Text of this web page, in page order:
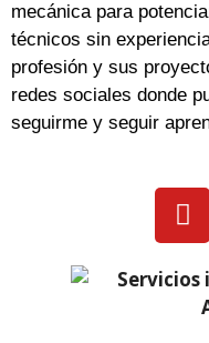
mecánica para
técnicos sin
profesión y sus
redes sociales donde
seguirme y seguir